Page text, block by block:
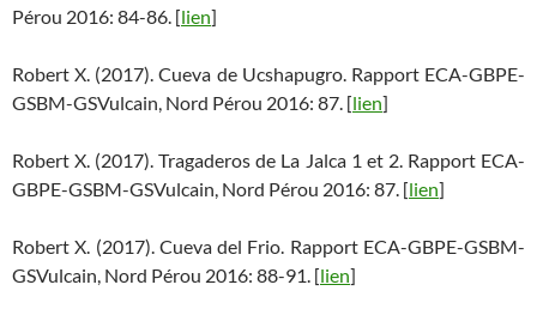
Pérou 2016: 84-86. [lien]
Robert X. (2017). Cueva de Ucshapugro. Rapport ECA-GBPE-
GSBM-GSVulcain, Nord Pérou 2016: 87. [lien]
Robert X. (2017). Tragaderos de La Jalca 1 et 2. Rapport ECA-
GBPE-GSBM-GSVulcain, Nord Pérou 2016: 87. [lien]
Robert X. (2017). Cueva del Frio. Rapport ECA-GBPE-GSBM-
GSVulcain, Nord Pérou 2016: 88-91. [lien]